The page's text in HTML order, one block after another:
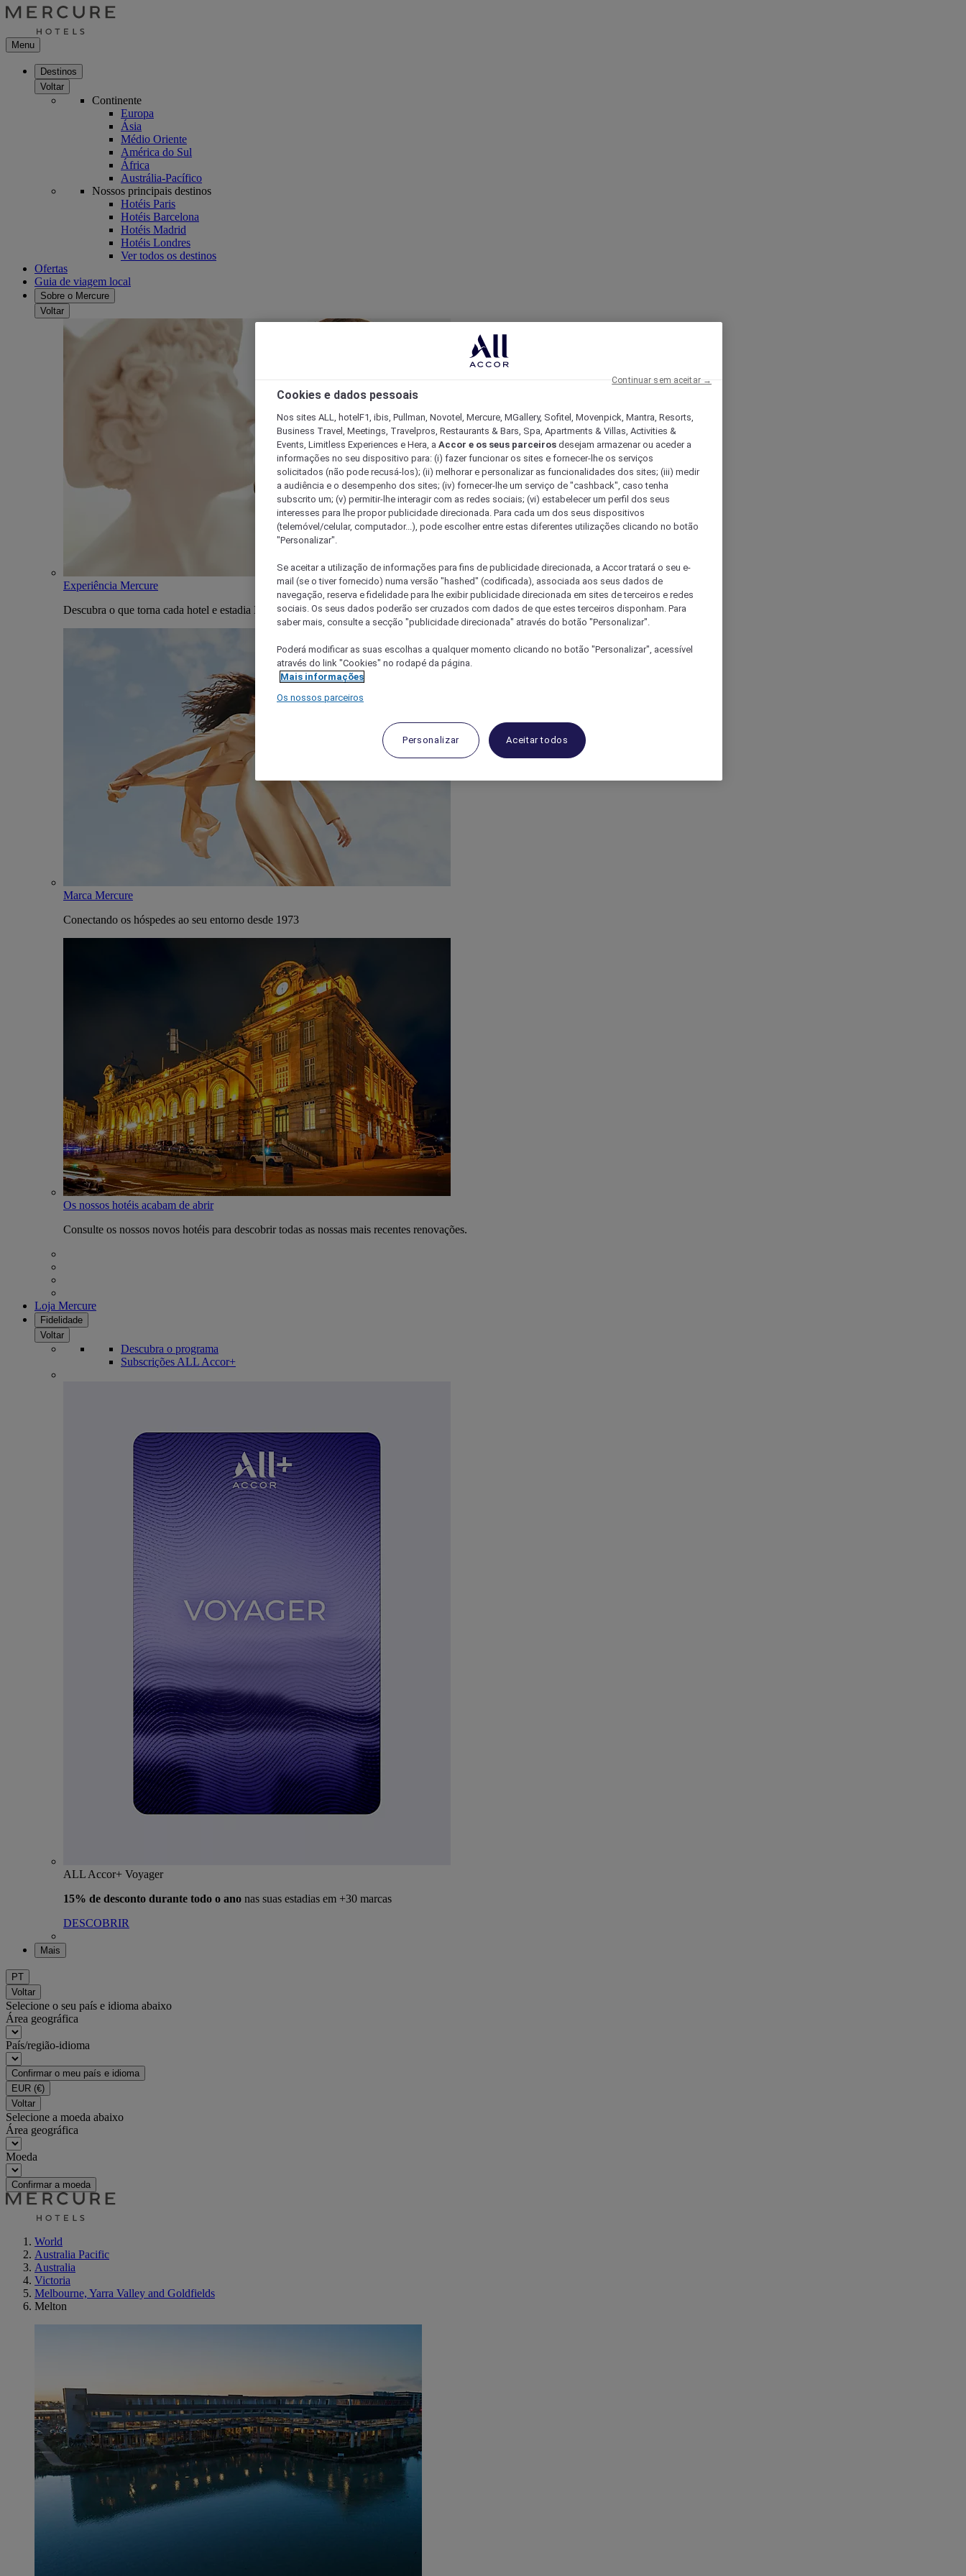
Menu
Destinos
Voltar
Continente
Europa
Ásia
Médio Oriente
América do Sul
África
Austrália-Pacífico
Nossos principais destinos
Hotéis Paris
Hotéis Barcelona
Hotéis Madrid
Hotéis Londres
Ver todos os destinos
Ofertas
Guia de viagem local
Sobre o Mercure
Voltar
Experiência Mercure
Descubra o que torna cada hotel e estadia Mercure única
Marca Mercure
Conectando os hóspedes ao seu entorno desde 1973
Os nossos hotéis acabam de abrir
Consulte os nossos novos hotéis para descobrir todas as nossas mais recentes renovações.
Loja Mercure
Fidelidade
Voltar
Descubra o programa
Subscrições ALL Accor+
ALL Accor+ Voyager
15% de desconto durante todo o ano nas suas estadias em +30 marcas
DESCOBRIR
Mais
PT
Voltar
Selecione o seu país e idioma abaixo
Área geográfica
País/região-idioma
Confirmar o meu país e idioma
EUR (€)
Voltar
Selecione a moeda abaixo
Área geográfica
Moeda
Confirmar a moeda
World
Australia Pacific
Australia
Victoria
Melbourne, Yarra Valley and Goldfields
Melton
Cookies e dados pessoais
Nos sites ALL, hotelF1, ibis, Pullman, Novotel, Mercure, MGallery, Sofitel, Movenpick, Mantra, Resorts,
Business Travel, Meetings, Travelpros, Restaurants & Bars, Spa, Apartments & Villas, Activities &
Events, Limitless Experiences e Hera, a Accor e os seus parceiros desejam armazenar ou aceder a
informações no seu dispositivo para: (i) fazer funcionar os sites e fornecer-lhe os serviços
solicitados (não pode recusá-los); (ii) melhorar e personalizar as funcionalidades dos sites; (iii) medir
a audiência e o desempenho dos sites; (iv) fornecer-lhe um serviço de "cashback", caso tenha
subscrito um; (v) permitir-lhe interagir com as redes sociais; (vi) estabelecer um perfil dos seus
interesses para lhe propor publicidade direcionada. Para cada um dos seus dispositivos
(telemóvel/celular, computador...), pode escolher entre estas diferentes utilizações clicando no botão
"Personalizar".
Se aceitar a utilização de informações para fins de publicidade direcionada, a Accor tratará o seu e-
mail (se o tiver fornecido) numa versão "hashed" (codificada), associada aos seus dados de
navegação, reserva e fidelidade para lhe exibir publicidade direcionada em sites de terceiros e redes
sociais. Os seus dados poderão ser cruzados com dados de que estes terceiros disponham. Para
saber mais, consulte a secção "publicidade direcionada" através do botão "Personalizar".
Poderá modificar as suas escolhas a qualquer momento clicando no botão "Personalizar", acessível
através do link "Cookies" no rodapé da página.
Mais informações
Os nossos parceiros
Personalizar Aceitar todos
Continuar sem aceitar →